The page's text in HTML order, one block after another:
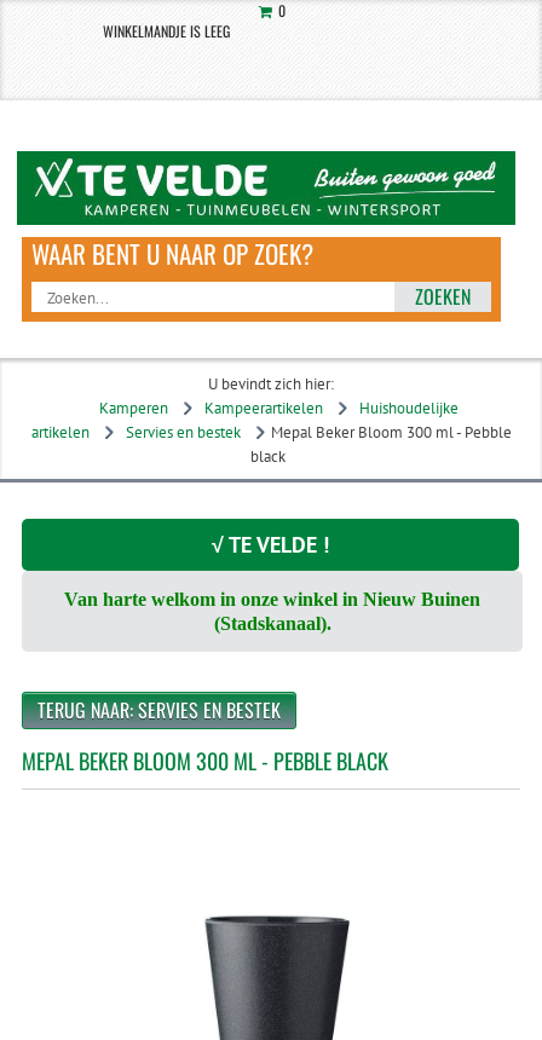
0
WINKELMANDJE IS LEEG
ZOEKEN
U bevindt zich hier:
Kamperen
Kampeerartikelen
Huishoudelijke
artikelen
Servies en bestek
Mepal Beker Bloom 300 ml - Pebble
black
√ TE VELDE !
Van harte welkom in onze winkel in Nieuw Buinen
(Stadskanaal).
TERUG NAAR: SERVIES EN BESTEK
MEPAL BEKER BLOOM 300 ML - PEBBLE BLACK